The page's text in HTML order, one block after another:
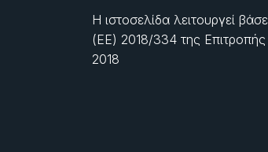
Η ιστοσελίδα λειτουργεί
(ΕΕ) 2018/334 της Επιτροπής
2018